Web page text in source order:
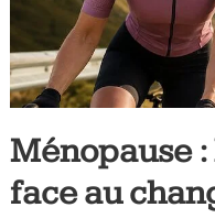
les
jours,
votre
vélo
et
triathlon
Ménopause
face au